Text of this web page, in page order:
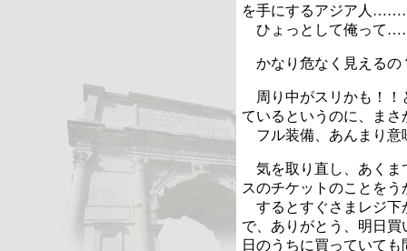
を手にするアジア人
ひょっとして俺って
かなり危なく見えるの
周り中がスリかも！！
ているというのに、ま
フル装備、あんまり
気を取り直し、あくま
スのチケットのことをう
するとすぐさまレジ下
で、ありがとう、明日
日のうちに買っていて